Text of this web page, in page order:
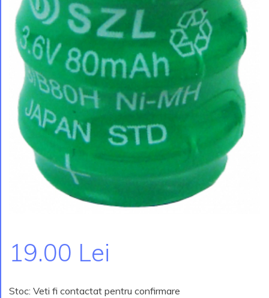
19.00 Lei
Stoc: Veti fi contactat pentru confirmare